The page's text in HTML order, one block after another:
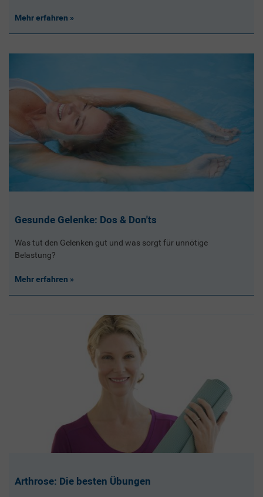
Mehr erfahren
Gesunde Gelenke: Dos & Don'ts
Was tut den Gelenken gut und was sorgt für unnötige
Belastung?
Mehr erfahren
Arthrose: Die besten Übungen